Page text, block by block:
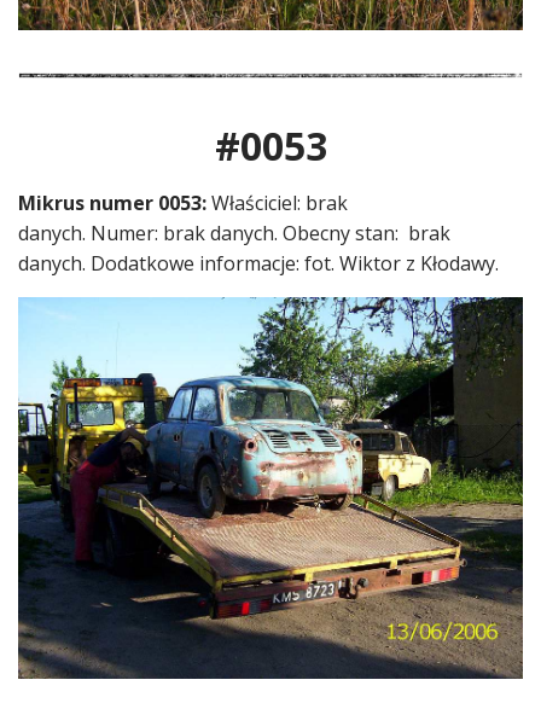
#0053
Mikrus numer 0053:Właściciel: brak
danych. Numer: brak danych. Obecny stan: brak
danych. Dodatkowe informacje: fot. Wiktor z Kłodawy.